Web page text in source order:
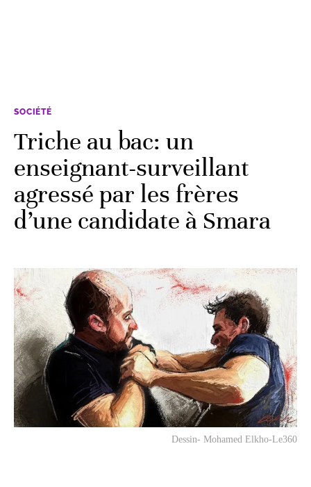
SOCIÉTÉ
Triche au bac: un
enseignant-surveillant
agressé par les frères
d’une candidate à Smara
Dessin- Mohamed Elkho-Le360